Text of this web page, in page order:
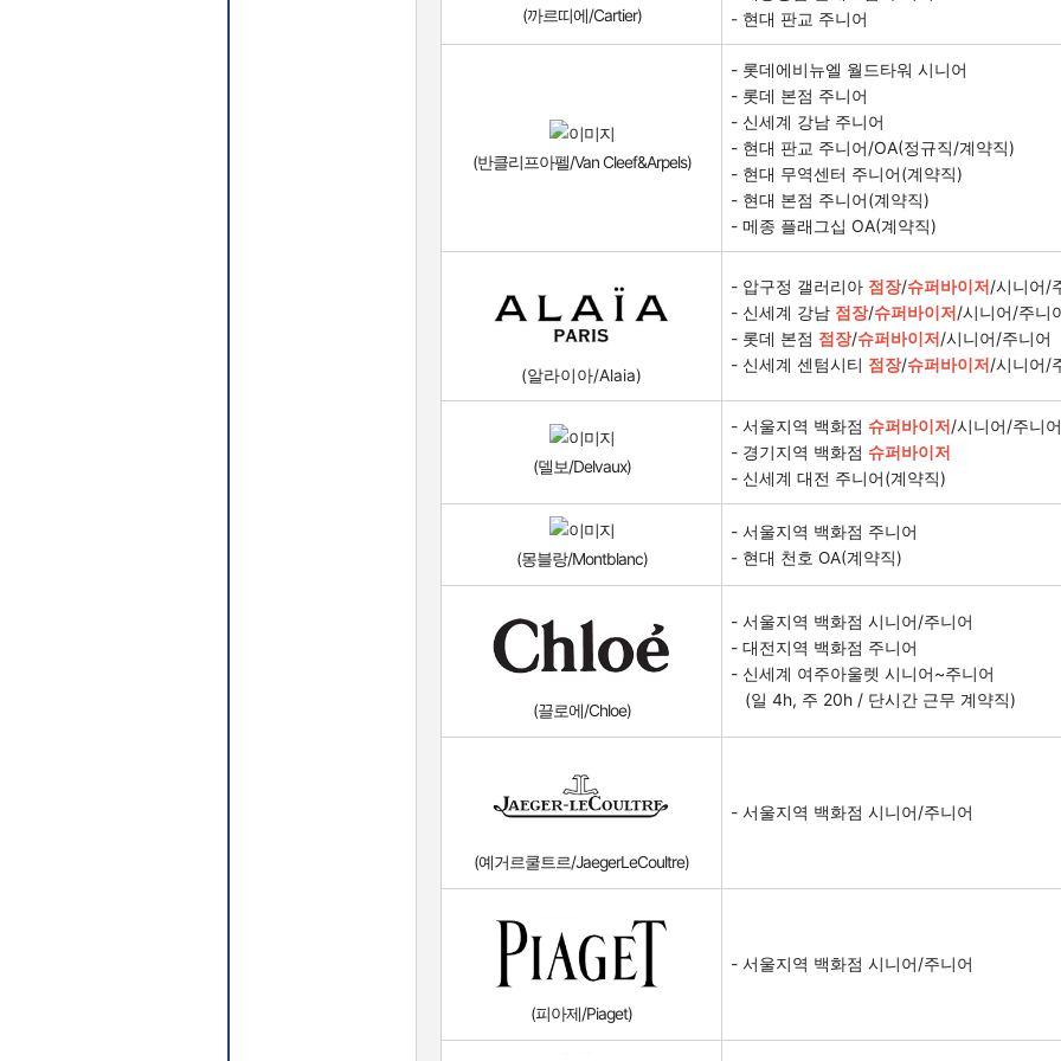
(까르띠에/Cartier)
- 현대 판교 주니어
(반클리프아펠/Van Cleef&Arpels)
- 롯데에비뉴엘 월드타워 시니어
- 롯데 본점 주니어
- 신세계 강남 주니어
- 현대 판교 주니어/OA(정규직/계약직)
- 현대 무역센터 주니어(계약직)
- 현대 본점 주니어(계약직)
- 메종 플래그십 OA(계약직)
(알라이아/Alaia)
- 압구정 갤러리아 점장/슈퍼바이저/시니어/
- 신세계 강남 점장/슈퍼바이저/시니어/주니
- 롯데 본점 점장/슈퍼바이저/시니어/주니어
- 신세계 센텀시티 점장/슈퍼바이저/시니어/
(델보/Delvaux)
- 서울지역 백화점 슈퍼바이저/시니어/주니어
- 경기지역 백화점 슈퍼바이저
- 신세계 대전 주니어(계약직)
(몽블랑/Montblanc)
- 서울지역 백화점 주니어
- 현대 천호 OA(계약직)
(끌로에/Chloe)
- 서울지역 백화점 시니어/주니어
- 대전지역 백화점 주니어
- 신세계 여주아울렛 시니어~주니어
(일 4h, 주 20h / 단시간 근무 계약직)
(예거르쿨트르/JaegerLeCoultre)
- 서울지역 백화점 시니어/주니어
(피아제/Piaget)
- 서울지역 백화점 시니어/주니어